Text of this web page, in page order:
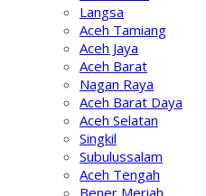
Langsa
Aceh Tamiang
Aceh Jaya
Aceh Barat
Nagan Raya
Aceh Barat Daya
Aceh Selatan
Singkil
Subulussalam
Aceh Tengah
Bener Meriah